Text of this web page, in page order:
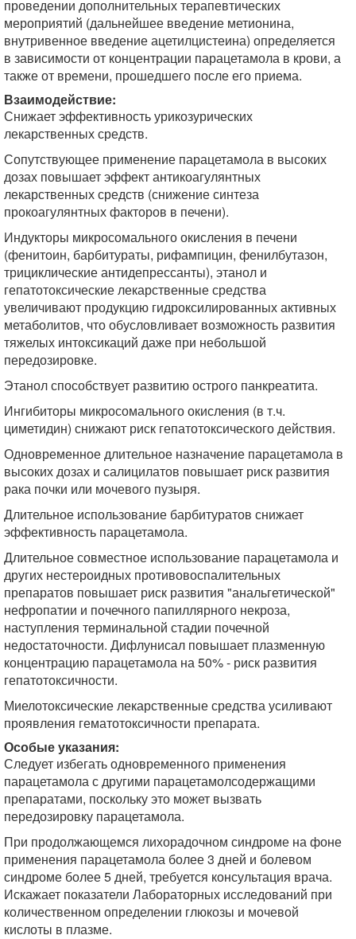
проведении дополнительных терапевтических
мероприятий (дальнейшее введение метионина,
внутривенное введение ацетилцистеина) определяется
в зависимости от концентрации парацетамола в крови, а
также от времени, прошедшего после его приема.
Взаимодействие:
Снижает эффективность урикозурических
лекарственных средств.
Сопутствующее применение парацетамола в высоких
дозах повышает эффект антикоагулянтных
лекарственных средств (снижение синтеза
прокоагулянтных факторов в печени).
Индукторы микросомального окисления в печени
(фенитоин, барбитураты, рифампицин, фенилбутазон,
трициклические антидепрессанты), этанол и
гепатотоксические лекарственные средства
увеличивают продукцию гидроксилированных активных
метаболитов, что обусловливает возможность развития
тяжелых интоксикаций даже при небольшой
передозировке.
Этанол способствует развитию острого панкреатита.
Ингибиторы микросомального окисления (в т.ч.
циметидин) снижают риск гепатотоксического действия.
Одновременное длительное назначение парацетамола в
высоких дозах и салицилатов повышает риск развития
рака почки или мочевого пузыря.
Длительное использование барбитуратов снижает
эффективность парацетамола.
Длительное совместное использование парацетамола и
других нестероидных противовоспалительных
препаратов повышает риск развития "анальгетической"
нефропатии и почечного папиллярного некроза,
наступления терминальной стадии почечной
недостаточности. Дифлунисал повышает плазменную
концентрацию парацетамола на 50% - риск развития
гепатотоксичности.
Миелотоксические лекарственные средства усиливают
проявления гематотоксичности препарата.
Особые указания:
Следует избегать одновременного применения
парацетамола с другими парацетамолсодержащими
препаратами, поскольку это может вызвать
передозировку парацетамола.
При продолжающемся лихорадочном синдроме на фоне
применения парацетамола более 3 дней и болевом
синдроме более 5 дней, требуется консультация врача.
Искажает показатели Лабораторных исследований при
количественном определении глюкозы и мочевой
кислоты в плазме.